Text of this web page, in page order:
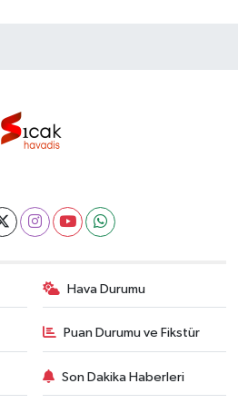
Hava Durumu
Puan Durumu ve Fikstür
Son Dakika Haberleri